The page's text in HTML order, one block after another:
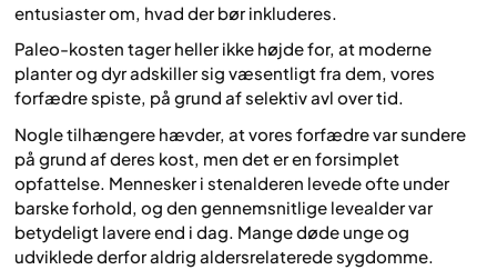
entusiaster om, hvad der bør inkluderes.
Paleo-kosten tager heller ikke højde for, at moderne
planter og dyr adskiller sig væsentligt fra dem, vores
forfædre spiste, på grund af selektiv avl over tid.
Nogle tilhængere hævder, at vores forfædre var sundere
på grund af deres kost, men det er en forsimplet
opfattelse. Mennesker i stenalderen levede ofte under
barske forhold, og den gennemsnitlige levealder var
betydeligt lavere end i dag. Mange døde unge og
udviklede derfor aldrig aldersrelaterede sygdomme.